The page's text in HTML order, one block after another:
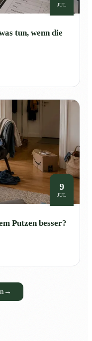
JUL
tun, wenn die
9
JUL
Putzen besser?
→